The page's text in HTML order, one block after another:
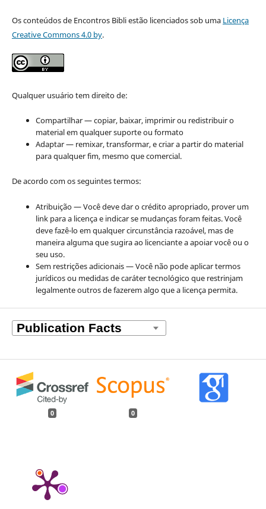
Os conteúdos de Encontros Bibli estão licenciados sob uma Licença
Creative Commons 4.0 by.
Qualquer usuário tem direito de:
Compartilhar — copiar, baixar, imprimir ou redistribuir o
material em qualquer suporte ou formato
Adaptar — remixar, transformar, e criar a partir do material
para qualquer fim, mesmo que comercial.
De acordo com os seguintes termos:
Atribuição — Você deve dar o crédito apropriado, prover um
link para a licença e indicar se mudanças foram feitas. Você
deve fazê-lo em qualquer circunstância razoável, mas de
maneira alguma que sugira ao licenciante a apoiar você ou o
seu uso.
Sem restrições adicionais — Você não pode aplicar termos
jurídicos ou medidas de caráter tecnológico que restrinjam
legalmente outros de fazerem algo que a licença permita.
0 0